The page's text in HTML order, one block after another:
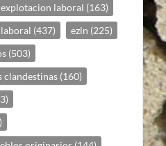
explotacion laboral (163)
(437) ezln (225)
(503)
clandestinas (160)